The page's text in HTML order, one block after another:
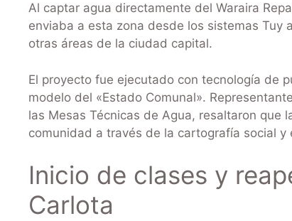
Al captar agua directamente del Waraira
enviaba a esta zona desde los sistemas Tuy
otras áreas de la ciudad capital.
El proyecto fue ejecutado con tecnología de
modelo del «Estado Comunal».
las Mesas Técnicas de Agua, resaltaron que
comunidad a través de la cartografía social
Inicio de clases y
Carlota